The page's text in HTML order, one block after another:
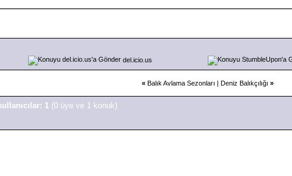
del.icio.us
« Balık Avlama Sezonları | Deniz Balıkçılığı »
1 (0 üye ve 1 konuk)